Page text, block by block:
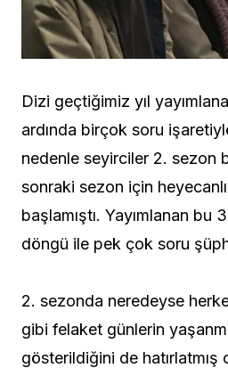
Dizi geçtiğimiz yıl
ardında birçok soru
nedenle seyirciler 2. sezon
sonraki sezon için
başlamıştı. Yayımlanan bu
döngü ile pek çok soru
2. sezonda neredeyse
gibi felaket günlerin
gösterildiğini de hatırlatmış